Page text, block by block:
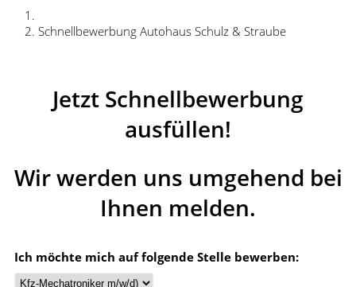
Schnellbewerbung Autohaus Schulz & Straube
Jetzt Schnellbewerbung
ausfüllen!
Wir werden uns umgehend bei
Ihnen melden.
Ich möchte mich auf folgende Stelle bewerben: